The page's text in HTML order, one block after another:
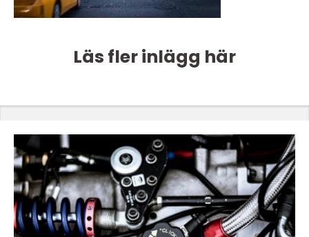
Läs fler inlägg här